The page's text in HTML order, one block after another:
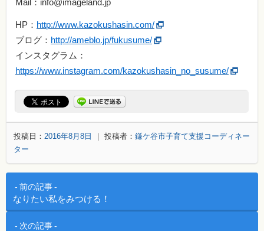
HP： http://www.kazokushasin.com/
ブログ： http://ameblo.jp/fukusume/
インスタグラム：
https://www.instagram.com/kazokushasin_no_susume/
投稿日： 2016年8月8日 ｜ 投稿者： 鎌ケ谷市子育て支援コーディネー
ター
投稿ナビゲーション
前の記事
なりたい私をみつける！
次の記事